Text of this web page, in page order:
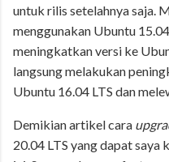
untuk rilis setelahnya saja.
menggunakan Ubuntu
meningkatkan versi ke
langsung melakukan
Ubuntu 16.04 LTS dan
Demikian artikel cara
20.04 LTS yang dapat